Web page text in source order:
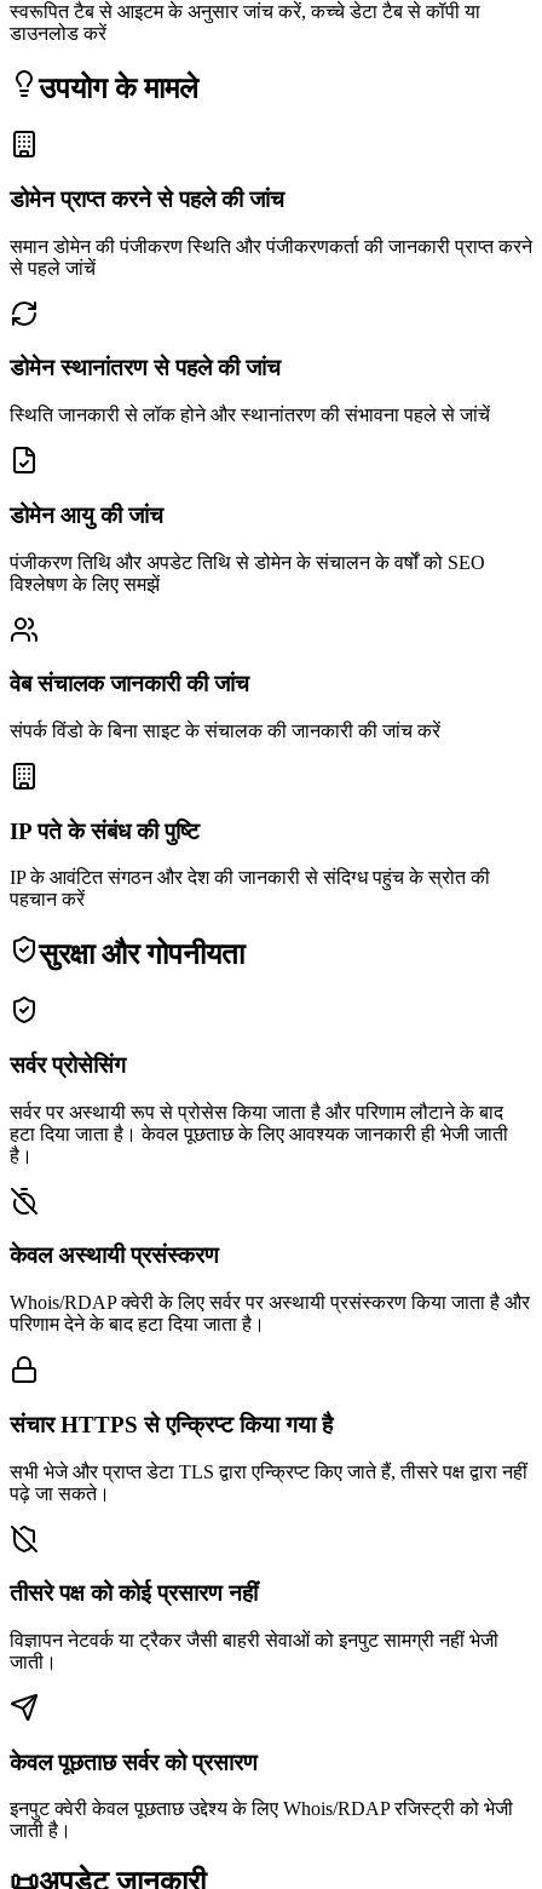
स्वरूपित टैब से आइटम के अनुसार जांच करें, कच्चे डेटा टैब से कॉपी या
डाउनलोड करें
उपयोग के मामले
डोमेन प्राप्त करने से पहले की जांच
समान डोमेन की पंजीकरण स्थिति और पंजीकरणकर्ता की जानकारी प्राप्त करने
से पहले जांचें
डोमेन स्थानांतरण से पहले की जांच
स्थिति जानकारी से लॉक होने और स्थानांतरण की संभावना पहले से जांचें
डोमेन आयु की जांच
पंजीकरण तिथि और अपडेट तिथि से डोमेन के संचालन के वर्षों को SEO
विश्लेषण के लिए समझें
वेब संचालक जानकारी की जांच
संपर्क विंडो के बिना साइट के संचालक की जानकारी की जांच करें
IP पते के संबंध की पुष्टि
IP के आवंटित संगठन और देश की जानकारी से संदिग्ध पहुंच के स्रोत की
पहचान करें
सुरक्षा और गोपनीयता
सर्वर प्रोसेसिंग
सर्वर पर अस्थायी रूप से प्रोसेस किया जाता है और परिणाम लौटाने के बाद
हटा दिया जाता है। केवल पूछताछ के लिए आवश्यक जानकारी ही भेजी जाती
है।
केवल अस्थायी प्रसंस्करण
Whois/RDAP क्वेरी के लिए सर्वर पर अस्थायी प्रसंस्करण किया जाता है और
परिणाम देने के बाद हटा दिया जाता है।
संचार HTTPS से एन्क्रिप्ट किया गया है
सभी भेजे और प्राप्त डेटा TLS द्वारा एन्क्रिप्ट किए जाते हैं, तीसरे पक्ष द्वारा नहीं
पढ़े जा सकते।
तीसरे पक्ष को कोई प्रसारण नहीं
विज्ञापन नेटवर्क या ट्रैकर जैसी बाहरी सेवाओं को इनपुट सामग्री नहीं भेजी
जाती।
केवल पूछताछ सर्वर को प्रसारण
इनपुट क्वेरी केवल पूछताछ उद्देश्य के लिए Whois/RDAP रजिस्ट्री को भेजी
जाती है।
📜अपडेट जानकारी